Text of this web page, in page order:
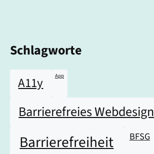
Schlagworte
A11y App
Barrierefreies Webdesign
Barrierefreiheit BFSG